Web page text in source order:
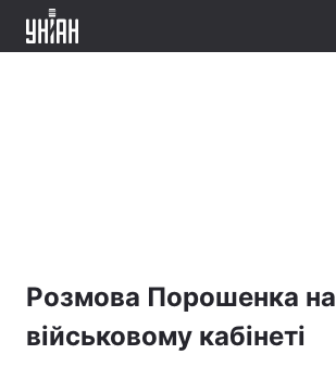
Розмова Порошенка на
військовому кабінеті